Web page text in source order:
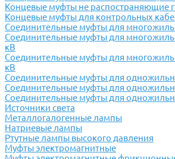
Концевые муфты не распостраняющие
Концевые муфты для контрольных
Соединительные муфты для
Соединительные муфты для
кВ
Соединительные муфты для
кВ
Соединительные муфты для
Соединительные муфты для
Соединительные муфты для
Источники света
Металлогалогенные лампы
Натриевые лампы
Ртутные лампы высокого давления
Муфты электромагнитные